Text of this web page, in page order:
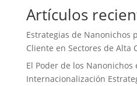
Artículos
Estrategias de Nanonichos
Cliente en Sectores de Alta
El Poder de los Nanonichos
Internacionalización